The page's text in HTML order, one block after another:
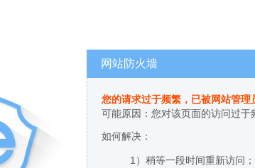
网站防火墙
您的请求过于频繁，已被网站管理
可能原因：您对该页面的访问过于
如何解决：
1）稍等一段时间重新访问；